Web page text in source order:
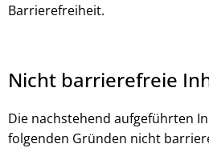
Barrierefreiheit.
Nicht barrierefreie
Die nachstehend aufgeführten
folgenden Gründen nicht